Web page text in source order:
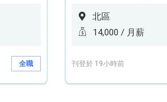
全職
北區
14,000 / 月薪
刊登於 19小時前